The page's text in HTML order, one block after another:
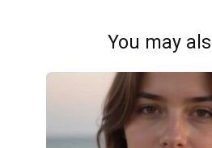
You may